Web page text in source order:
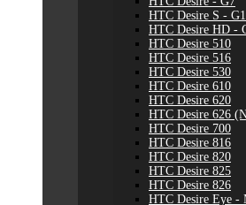
HTC Desire S -
HTC Desire HD -
HTC Desire 510
HTC Desire 516
HTC Desire 530
HTC Desire 610
HTC Desire 620
HTC Desire 626
HTC Desire 700
HTC Desire 816
HTC Desire 820
HTC Desire 825
HTC Desire 826
HTC Desire Eye -